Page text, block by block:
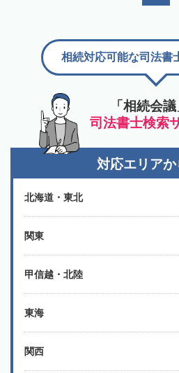
「相続会
司法書士検索
相続対応可能な司法書
対応エリア
北海道・東北
関東
甲信越・北陸
東海
関西